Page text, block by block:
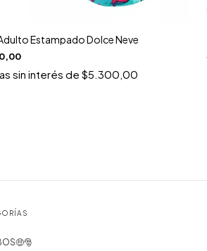
Estampado Dolce Neve
sin interés de $5.300,00